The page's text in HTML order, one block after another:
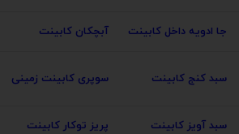
جا ادویه داخل کابینت آبچکان کابینت
سبد کنج کابینت سوپری کابینت زمینی
سبد آویز کابینت پریز توکار کابینت